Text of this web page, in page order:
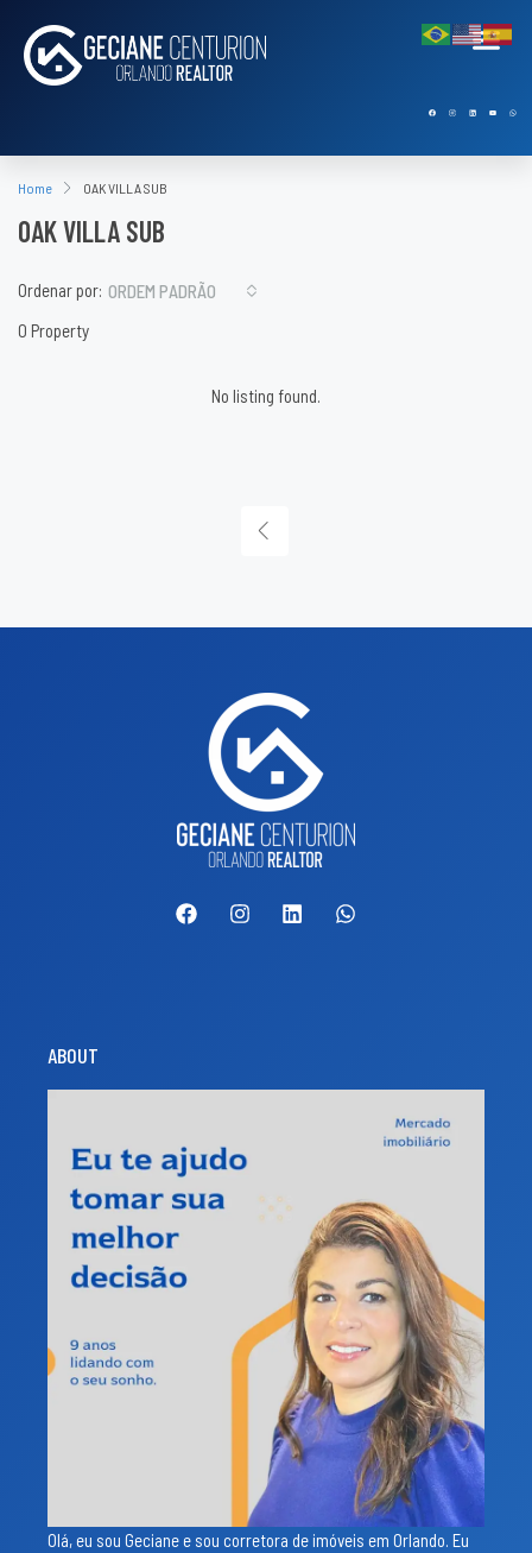
Home OAK VILLA SUB
OAK VILLA SUB
0 Property
Ordenar por: ORDEM PADRÃO
No listing found.
ABOUT
Olá, eu sou Geciane e sou corretora de imóveis em Orlando. Eu